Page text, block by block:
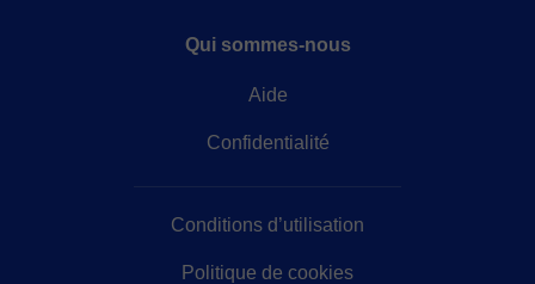
Qui sommes-nous
Aide
Confidentialité
Conditions d’utilisation
Politique de cookies